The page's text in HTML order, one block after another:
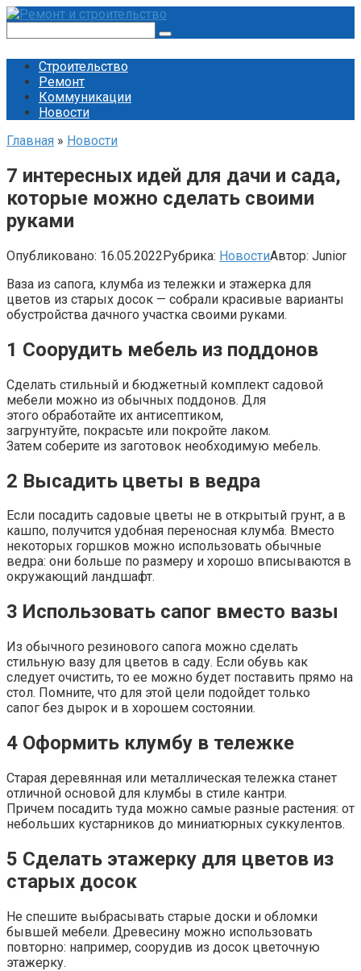
Перейти
контенту
Строительство
Ремонт
Коммуникации
Новости
Главная » Новости
7 интересных идей для дачи и сада,
которые можно сделать своими
руками
Опубликовано: 16.05.2022Рубрика: НовостиАвтор: Junior
Ваза из сапога, клумба из тележки и этажерка для
цветов из старых досок — собрали красивые варианты
обустройства дачного участка своими руками.
1 Соорудить мебель из поддонов
Сделать стильный и бюджетный комплект садовой
мебели можно из обычных поддонов. Для
этого обработайте их антисептиком,
загрунтуйте, покрасьте или покройте лаком.
Затем соберите из заготовок необходимую мебель.
2 Высадить цветы в ведра
Если посадить садовые цветы не в открытый грунт, а в
кашпо, получится удобная переносная клумба. Вместо
некоторых горшков можно использовать обычные
ведра: они больше по размеру и хорошо вписываются в
окружающий ландшафт.
3 Использовать сапог вместо вазы
Из обычного резинового сапога можно сделать
стильную вазу для цветов в саду. Если обувь как
следует очистить, то ее можно будет поставить прямо на
стол. Помните, что для этой цели подойдет только
сапог без дырок и в хорошем состоянии.
4 Оформить клумбу в тележке
Старая деревянная или металлическая тележка станет
отличной основой для клумбы в стиле кантри.
Причем посадить туда можно самые разные растения: от
небольших кустарников до миниатюрных суккулентов.
5 Сделать этажерку для цветов из
старых досок
Не спешите выбрасывать старые доски и обломки
бывшей мебели. Древесину можно использовать
повторно: например, соорудив из досок цветочную
этажерку.